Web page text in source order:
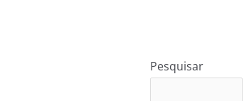
Pesquisar